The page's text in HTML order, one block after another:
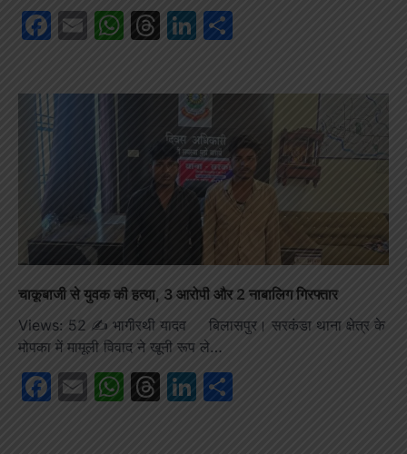
Facebook
EmailWhatsApp
Threads
LinkedIn
चाकूबाजी से युवक की हत्या, 3 आरोपी और 2 नाबालिग गिरफ्तार
Views: 52 ✍️ भागीरथी यादव बिलासपुर। सरकंडा थाना क्षेत्र के
मोपका में मामूली विवाद ने खूनी रूप ले…
Facebook
EmailWhatsApp
Threads
LinkedIn